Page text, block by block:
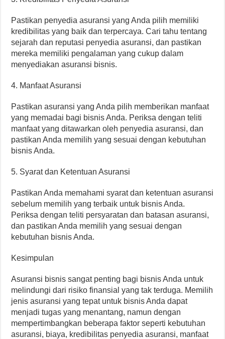
Pastikan penyedia asuransi yang Anda pilih memiliki
kredibilitas yang baik dan terpercaya. Cari tahu tentang
sejarah dan reputasi penyedia asuransi, dan pastikan
mereka memiliki pengalaman yang cukup dalam
menyediakan asuransi bisnis.
4. Manfaat Asuransi
Pastikan asuransi yang Anda pilih memberikan manfaat
yang memadai bagi bisnis Anda. Periksa dengan teliti
manfaat yang ditawarkan oleh penyedia asuransi, dan
pastikan Anda memilih yang sesuai dengan kebutuhan
bisnis Anda.
5. Syarat dan Ketentuan Asuransi
Pastikan Anda memahami syarat dan ketentuan asuransi
sebelum memilih yang terbaik untuk bisnis Anda.
Periksa dengan teliti persyaratan dan batasan asuransi,
dan pastikan Anda memilih yang sesuai dengan
kebutuhan bisnis Anda.
Kesimpulan
Asuransi bisnis sangat penting bagi bisnis Anda untuk
melindungi dari risiko finansial yang tak terduga. Memilih
jenis asuransi yang tepat untuk bisnis Anda dapat
menjadi tugas yang menantang, namun dengan
mempertimbangkan beberapa faktor seperti kebutuhan
asuransi, biaya, kredibilitas penyedia asuransi, manfaat